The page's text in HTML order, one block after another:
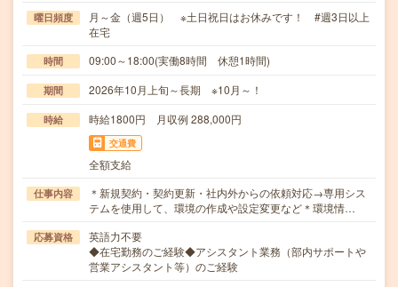
曜日頻度
月～金（週5日） ※土日祝日はお休みです！ #週3日以上
在宅
時間 09:00～18:00(実働8時間 休憩1時間)
期間 2026年10月上旬～長期 ※10月～！
時給 時給1800円 月収例 288,000円
交通費
全額支給
仕事内容
＊新規契約・契約更新・社内外からの依頼対応→専用シス
テムを使用して、環境の作成や設定変更など＊環境情…
応募資格
英語力不要
◆在宅勤務のご経験◆アシスタント業務（部内サポートや
営業アシスタント等）のご経験